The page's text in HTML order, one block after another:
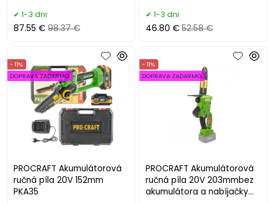
1-3 dni
87.55 € 98.37 €
1-3 dni
46.80 € 52.58 €
PROCRAFT Akumulátorová
ručná píla 20V 152mm
PKA35
- 11%
DOPRAVA ZADARMO
PROCRAFT Akumulátorová
ručná píla 20V 203mmbez
akumulátora a nabíjačky
- 11%
DOPRAVA ZADARMO